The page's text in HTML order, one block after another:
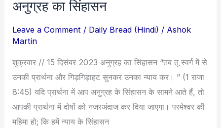
अनुग्रह का सिंहासन
Leave a Comment / Daily Bread (Hindi) / Ashok
Martin
शुक्रवार // 15 दिसंबर 2023 अनुग्रह का सिंहासन “तब तू स्वर्ग में से
उनकी प्रार्थना और गिड़गिड़ाहट सुनकर उनका न्याय कर। ” (1 राजा
8:45) यदि प्रार्थना में आप अनुग्रह के सिंहासन के सामने आते हैं, तो
आपकी प्रार्थना में दोषों को नजरअंदाज कर दिया जाएगा। परमेश्वर की
महिमा हो; कि हमें न्याय के सिंहासन
अनुग्रह
सिंहासन